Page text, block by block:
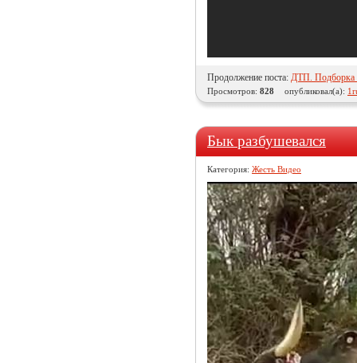
Продолжение поста: ДТП. Подборка
Просмотров: 828 опубликовал(а):
Бык разбушевался
Категория: Жесть Видео